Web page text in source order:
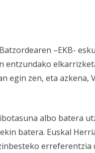
–EKB-
entzundako
egin zen, eta azkena,
albo batera
batera. Euskal
erreferentzia